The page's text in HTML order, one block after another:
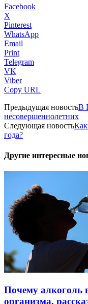
Facebook
X
Pinterest
WhatsApp
Email
Print
Telegram
VK
Viber
Copy URL
Предыдущая новостьВ
несовершеннолетних
Следующая новость
года?
Другие интересные
Почему алкоголь
организма,